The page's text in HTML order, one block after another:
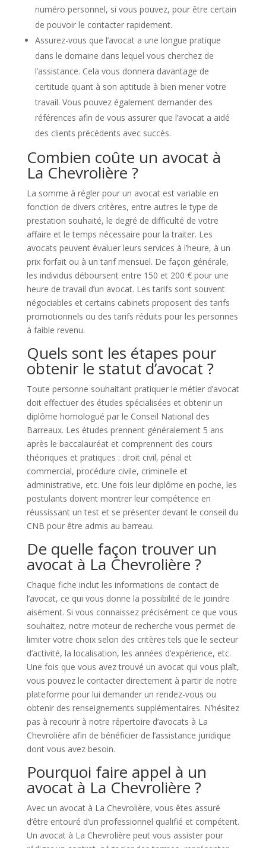
numéro personnel, si vous pouvez, pour être certain
de pouvoir le contacter rapidement.
Assurez-vous que l’avocat a une longue pratique
dans le domaine dans lequel vous cherchez de
l’assistance. Cela vous donnera davantage de
certitude quant à son aptitude à bien mener votre
travail. Vous pouvez également demander des
références afin de vous assurer que l’avocat a aidé
des clients précédents avec succès.
Combien coûte un avocat à
La Chevrolière ?
La somme à régler pour un avocat est variable en
fonction de divers critères, entre autres le type de
prestation souhaité, le degré de difficulté de votre
affaire et le temps nécessaire pour la traiter. Les
avocats peuvent évaluer leurs services à l’heure, à un
prix forfait ou à un tarif mensuel. De façon générale,
les individus déboursent entre 150 et 200 € pour une
heure de travail d’un avocat. Les tarifs sont souvent
négociables et certains cabinets proposent des tarifs
promotionnels ou des tarifs réduits pour les personnes
à faible revenu.
Quels sont les étapes pour
obtenir le statut d’avocat ?
Toute personne souhaitant pratiquer le métier d’avocat
doit effectuer des études spécialisées et obtenir un
diplôme homologué par le Conseil National des
Barreaux. Les études prennent généralement 5 ans
après le baccalauréat et comprennent des cours
théoriques et pratiques : droit civil, pénal et
commercial, procédure civile, criminelle et
administrative, etc. Une fois leur diplôme en poche, les
postulants doivent montrer leur compétence en
réussissant un test et se présenter devant le conseil du
CNB pour être admis au barreau.
De quelle façon trouver un
avocat à La Chevrolière ?
Chaque fiche inclut les informations de contact de
l’avocat, ce qui vous donne la possibilité de le joindre
aisément. Si vous connaissez précisément ce que vous
souhaitez, notre moteur de recherche vous permet de
limiter votre choix selon des critères tels que le secteur
d’activité, la localisation, les années d’expérience, etc.
Une fois que vous avez trouvé un avocat qui vous plaît,
vous pouvez le contacter directement à partir de notre
plateforme pour lui demander un rendez-vous ou
obtenir des renseignements supplémentaires. N’hésitez
pas à recourir à notre répertoire d’avocats à La
Chevrolière afin de bénéficier de l’assistance juridique
dont vous avez besoin.
Pourquoi faire appel à un
avocat à La Chevrolière ?
Avec un avocat à La Chevrolière, vous êtes assuré
d’être entouré d’un professionnel qualifié et compétent.
Un avocat à La Chevrolière peut vous assister pour